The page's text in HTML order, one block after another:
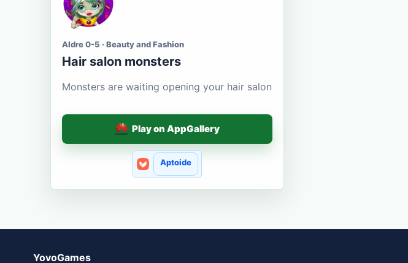
Aldre 0-5 · Beauty and Fashion
Hair salon monsters
Monsters are waiting opening your hair salon
Play on AppGallery
Aptoide
YovoGames